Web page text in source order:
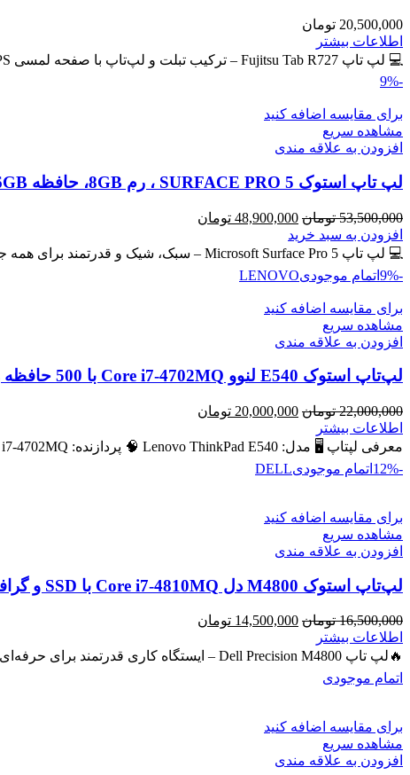
20,500,000 تومان
اطلاعات بیشتر
💻 لپ تاپ Fujitsu Tab R727 – ترکیب تبلت و لپ‌تاپ با صفحه لمسی IPS 🔖 کد محصول: #40765 💎
-9%
برای مقایسه اضافه کنید
مشاهده سریع
افزودن به علاقه مندی
لپ تاپ استوک SURFACE PRO 5 ، رم 8GB، حافظه 256GB
53,500,000 تومان قیمت
اصلی
53,500,000 تومان
بود.
48,900,000 تومان
48,900,000 تومان
افزودن به سبد خرید
💻 لپ تاپ Microsoft Surface Pro 5 – سبک، شیک و قدرتمند برای همه جا! سیم کارت خور 🔖 کد
-9%
اتمام موجودیLENOVO
برای مقایسه اضافه کنید
مشاهده سریع
افزودن به علاقه مندی
لپ‌تاپ استوک E540 لنوو Core i7-4702MQ با 500 حافظه و رم 8GB
22,000,000 تومان قیمت
22,000,000 تومان
بود.
20,000,000 تومان
20,000,000 تومان
اطلاعات بیشتر
معرفی لپتاپ 🖥️ مدل: Lenovo ThinkPad E540 🧠 پردازنده: Intel Core i7‑4702MQ – نسل ۴ 💾 رم: 8 GB (قابل ارتقا
-12%
اتمام موجودیDELL
برای مقایسه اضافه کنید
مشاهده سریع
افزودن به علاقه مندی
لپ‌تاپ استوک M4800 دل Core i7-4810MQ با SSD و گرافیک NVIDIA Quadro 2GB
16,500,000 تومان قیمت
16,500,000 تومان
14,500,000 تومان
14,500,000 تومان
اطلاعات بیشتر
🔥لپ تاپ Dell Precision M4800 – ایستگاه کاری قدرتمند برای حرفه‌ای‌ها 🔖 کد محصول: #40743 💻 لپ‌تاپ حرفه‌ای با پردازنده
اتمام موجودی
برای مقایسه اضافه کنید
مشاهده سریع
افزودن به علاقه مندی